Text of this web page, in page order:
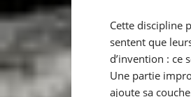
Cette discipline
sentent que
d’invention : ce
Une partie
ajoute sa